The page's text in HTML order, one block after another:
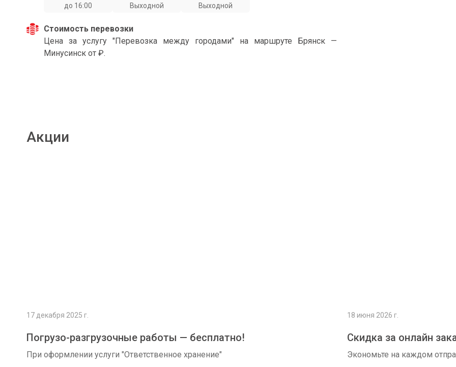
до 16:00
Выходной
Выходной
Стоимость перевозки
Цена за услугу "Перевозка между городами" на маршруте Брянск —
Минусинск от ₽.
Акции
17 декабря 2025 г.
Погрузо-разгрузочные работы — бесплатно!
При оформлении услуги "Ответственное хранение"
18 июня 2026 г.
Скидка за онлайн
Экономьте на каждом